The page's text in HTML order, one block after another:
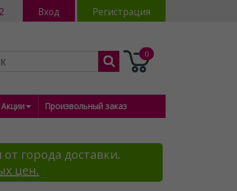
Вход Регистрация
0
Акции Произвольный заказ
города доставки.
цен.